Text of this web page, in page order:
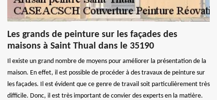
Les grands de peinture sur les façades des
maisons à Saint Thual dans le 35190
Il existe un grand nombre de moyens pour améliorer la présentation de la
maison. En effet, il est possible de procéder à des travaux de peinture sur
les façades. Il est évident que ce genre de travail soit particulièrement très
difficile. Donc, il est très important de convier des experts en la matière.